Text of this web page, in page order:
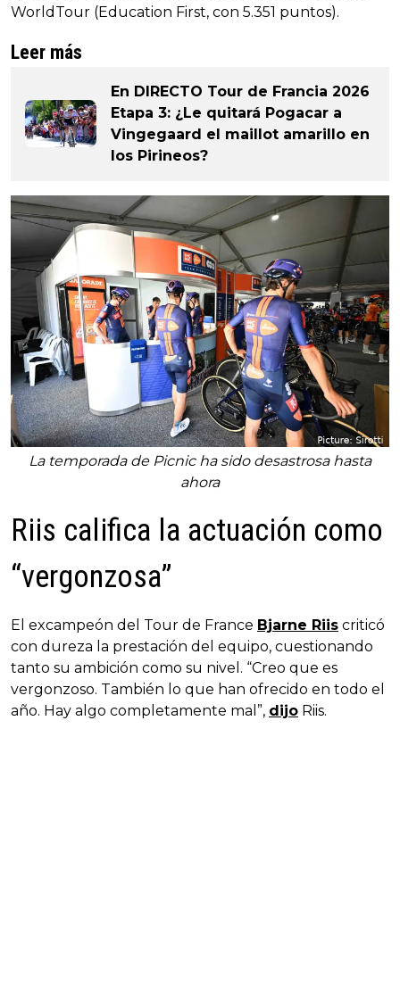
WorldTour (Education First, con 5.351 puntos).
Leer más
En DIRECTO Tour de Francia 2026
Etapa 3: ¿Le quitará Pogacar a
Vingegaard el maillot amarillo en
los Pirineos?
La temporada de Picnic ha sido desastrosa hasta
ahora
Riis califica la actuación como
“vergonzosa”
El excampeón del Tour de France Bjarne Riis criticó
con dureza la prestación del equipo, cuestionando
tanto su ambición como su nivel. “Creo que es
vergonzoso. También lo que han ofrecido en todo el
año. Hay algo completamente mal”, dijo Riis.